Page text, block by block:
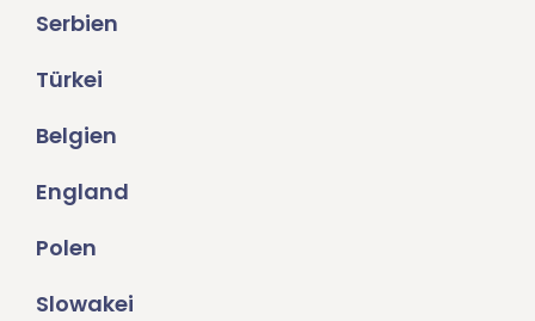
Serbien
Türkei
Belgien
England
Polen
Slowakei